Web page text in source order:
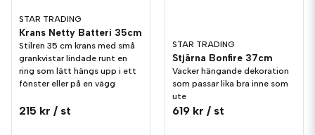
STAR TRADING
Krans Netty Batteri 35cm
Stilren 35 cm krans med små
grankvistar lindade runt en
ring som lätt hängs upp i ett
fönster eller på en vägg
215 kr / st
STAR TRADING
Stjärna Bonfire 37cm
Vacker hängande dekoration
som passar lika bra inne som
ute
619 kr / st